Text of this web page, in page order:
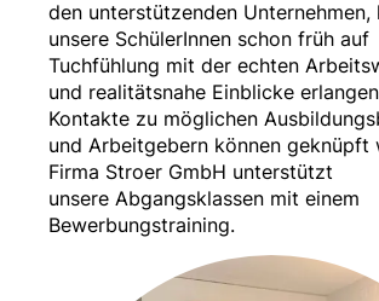
den unterstützenden Unternehmen,
unsere SchülerInnen schon früh auf
Tuchfühlung mit der echten
und realitätsnahe Einblicke
Kontakte zu möglichen
und Arbeitgebern können geknüpft
Firma Stroer GmbH unterstützt
unsere Abgangsklassen mit einem
Bewerbungstraining.